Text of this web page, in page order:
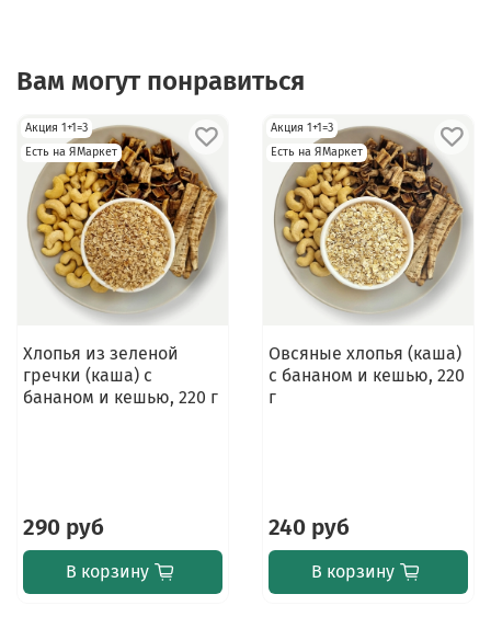
Вам могут понравиться
Акция 1+1=3
Есть на ЯМаркет
Хлопья из зеленой
гречки (каша) с
бананом и кешью, 220 г
290 руб
В корзину
Акция 1+1=3
Есть на ЯМаркет
Овсяные хлопья (каша)
с бананом и кешью, 220
г
240 руб
В корзину